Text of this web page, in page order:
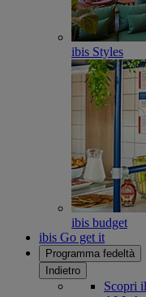
ibis Styles
ibis budget
ibis Go get it
Programma fedeltà
Indietro
Scopri